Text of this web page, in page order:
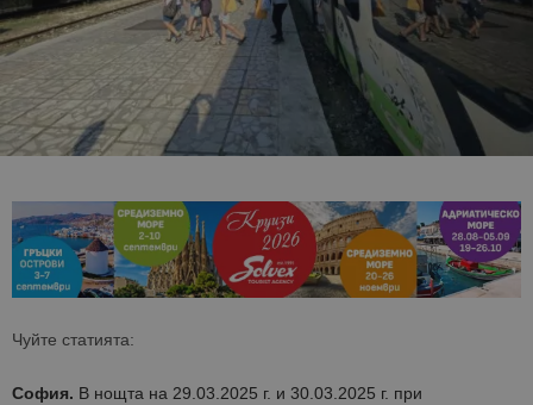
Чуйте статията:
София. В нощта на 29.03.2025 г. и 30.03.2025 г. при